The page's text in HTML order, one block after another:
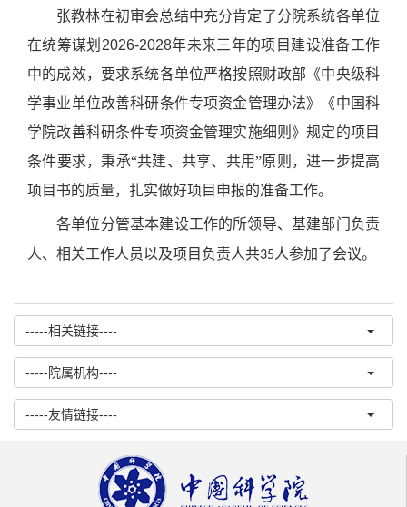
张教林在初审会总结中充分肯定了分院系统各单位
在统筹谋划 2026-2028年未来三年的项目建设准备工作
中的成效，要求系统各单位严格按照财政部《中央级科
学事业单位改善科研条件专项资金管理办法》《中国科
学院改善科研条件专项资金管理实施细则》规定的项目
条件要求，秉承“共建、共享、共用”原则，进一步提高
项目书的质量，扎实做好项目申报的准备工作。
各单位分管基本建设工作的所领导、基建部门负责
人、相关工作人员以及项目负责人共35人参加了会议。
-----相关链接----
-----院属机构----
-----友情链接----